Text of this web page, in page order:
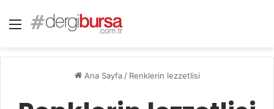
Menü
Ana Sayfa / Renklerin lezzetlisi